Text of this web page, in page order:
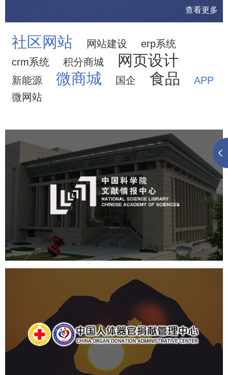
查看更多
社区网站 网站建设
erp系统
crm系统
积分商城 网页设计
新能源 微商城 国企 食品
APP
微网站
中国科学院文献情报中心
网站建设 虚拟展厅
数字博物馆建设
展厅空间设计
产品展厅设计
中国人体器官捐献管理中心
国企 品牌官网 网站建设